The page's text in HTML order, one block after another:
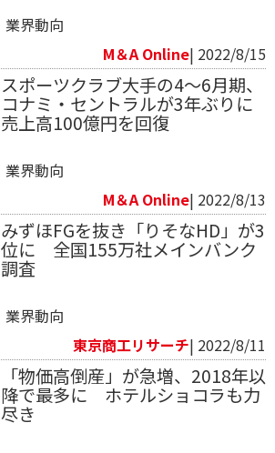
業界動向
M＆A Online| 2022/8/15
スポーツクラブ大手の4～6月期、
コナミ・セントラルが3年ぶりに
売上高100億円を回復
業界動向
M＆A Online| 2022/8/13
みずほFGを抜き「りそなHD」が3
位に 全国155万社メインバンク
調査
業界動向
東京商工リサーチ| 2022/8/11
「物価高倒産」が急増、2018年以
降で最多に ホテルショコラも力
尽き